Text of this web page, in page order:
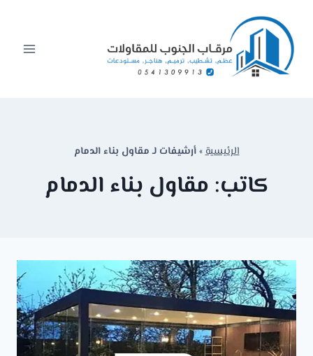
المحتوى
الرئيسية»أرشيفات لـ مقاول بناء الدمام
كاتب: مقاول بناء الدمام